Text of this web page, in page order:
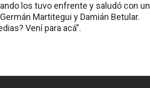
los tuvo enfrente y saludó con un
Martitegui y Damián Betular.
Vení para acá”.